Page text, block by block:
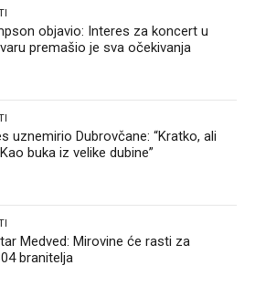
objavio: Interes za koncert u
premašio je sva očekivanja
uznemirio Dubrovčane: “Kratko, ali
buka iz velike dubine”
Medved: Mirovine će rasti za
branitelja